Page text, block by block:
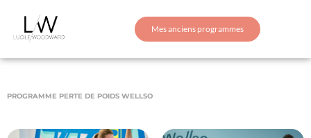
Mes anciens programmes
PROGRAMME PERTE DE POIDS WELLSO